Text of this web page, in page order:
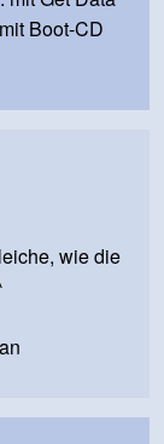
Boot-CD
wie die